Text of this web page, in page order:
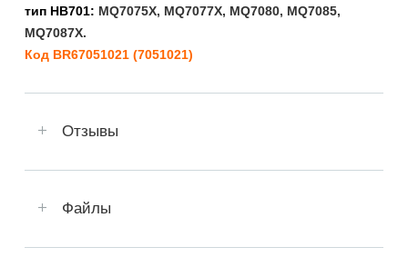
тип HB701: MQ7075X, MQ7077X, MQ7080, MQ7085,
MQ7087X.
Код BR67051021 (7051021)
Отзывы
Файлы